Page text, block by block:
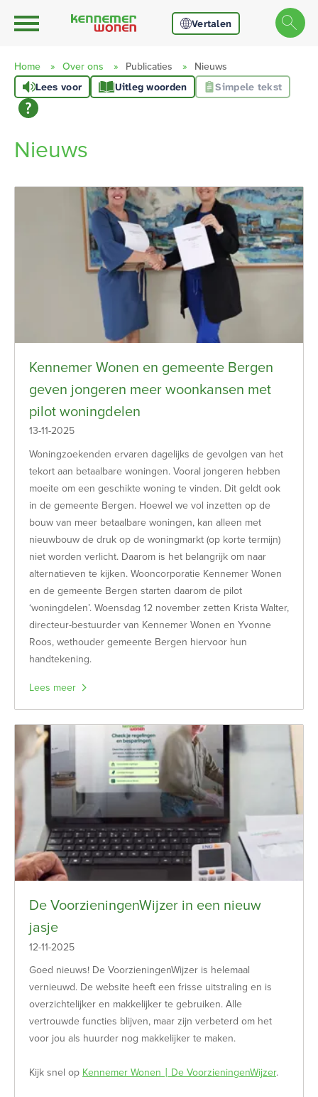
Naar hoofdinhoud
Naar hoofdnavigatiemenu
Naar zoeken
Naar de homepage
Ga naar Hoofd Vertalen
Home Over ons Publicaties Nieuws
Lees voor Uitleg woorden Simpele tekst
Nieuws
Kennemer Wonen en gemeente Bergen
geven jongeren meer woonkansen met
pilot woningdelen
13-11-2025
Woningzoekenden ervaren dagelijks de gevolgen van het
tekort aan betaalbare woningen. Vooral jongeren hebben
moeite om een geschikte woning te vinden. Dit geldt ook
in de gemeente Bergen. Hoewel we vol inzetten op de
bouw van meer betaalbare woningen, kan alleen met
nieuwbouw de druk op de woningmarkt (op korte termijn)
niet worden verlicht. Daarom is het belangrijk om naar
alternatieven te kijken. Wooncorporatie Kennemer Wonen
en de gemeente Bergen starten daarom de pilot
‘woningdelen’. Woensdag 12 november zetten Krista Walter,
directeur-bestuurder van Kennemer Wonen en Yvonne
Roos, wethouder gemeente Bergen hiervoor hun
handtekening.
Lees meer
De VoorzieningenWijzer in een nieuw
jasje
12-11-2025
Goed nieuws! De VoorzieningenWijzer is helemaal
vernieuwd. De website heeft een frisse uitstraling en is
overzichtelijker en makkelijker te gebruiken. Alle
vertrouwde functies blijven, maar zijn verbeterd om het
voor jou als huurder nog makkelijker te maken.
Kijk snel op Kennemer Wonen | De VoorzieningenWijzer.